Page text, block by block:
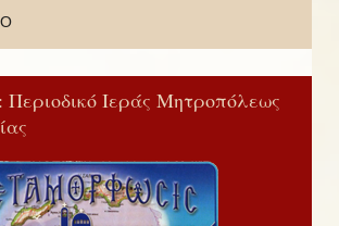
Ιεράς Μητροπόλεως